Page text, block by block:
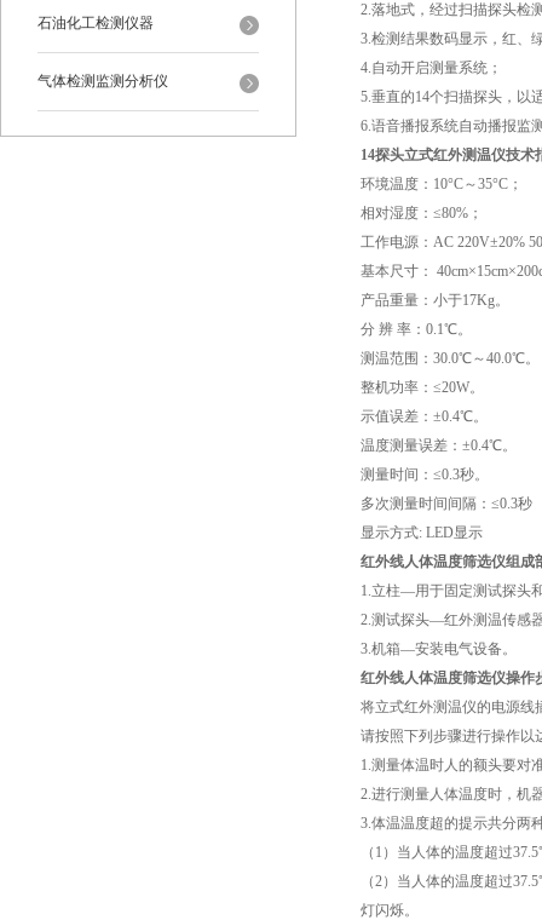
石油化工检测仪器
气体检测监测分析仪
2.落地式，经过扫描探头检
3.检测结果数码显示，红、
4.自动开启测量系统；
5.垂直的14个扫描探头，以
6.语音播报系统自动播报监
14探头立式红外测温仪技术
环境温度：10°C～35°C；
相对湿度：≤80%；
工作电源：AC 220V±20%
基本尺寸：
产品重量：小于17Kg。
分 辨 率：0.1℃。
测温范围：30.0℃～40.0℃。
整机功率：≤20W。
示值误差：±0.4℃。
温度测量误差：±0.4℃。
测量时间：≤0.3秒。
多次测量时间间隔：≤0.3秒
显示方式: LED显示
红外线人体温度筛选仪组成
1.立柱—用于固定测试探头
2.测试探头—红外测温传感
3.机箱—安装电气设备。
红外线人体温度筛选仪操作
将立式红外测温仪的电源线
请按照下列步骤进行操作以
1.测量体温时人的额头要对
2.进行测量人体温度时，机
3.体温温度超的提示共分两
（1）当人体的温度超过
（2）当人体的温度超过
灯闪烁。